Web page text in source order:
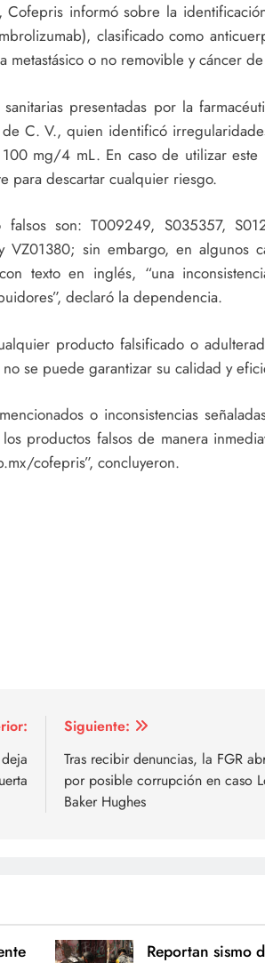
informó sobre la
clasificado como
metastásico o no removible y cáncer
presentadas por la
C. V., quien identificó
mg/4 mL. En caso de utilizar este
para descartar cualquier riesgo.
son: T009249, S035357,
VZ01380; sin embargo, en algunos
texto en inglés, “una
declaró la dependencia.
producto falsificado o
se puede garantizar su calidad y
o inconsistencias
productos falsos de manera
cofepris”, concluyeron.
Siguiente:
Tras recibir denuncias, la FGR
por posible corrupción en caso
Baker Hughes
Reportan sismo